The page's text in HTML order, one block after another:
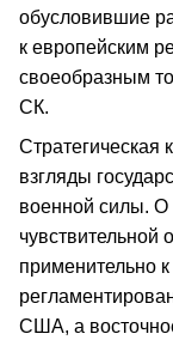
обусловившие
к европейским
своеобразным
СК.
Стратегическая
взгляды
военной силы. О
чувствительной
применительно
США, а